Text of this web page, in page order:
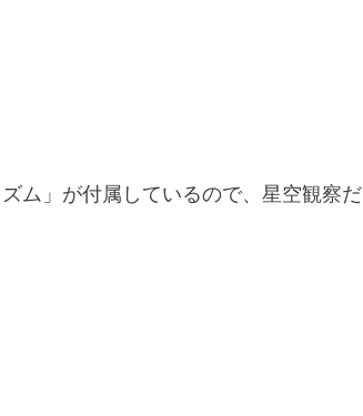
ム」が付属しているので、星空観察だ